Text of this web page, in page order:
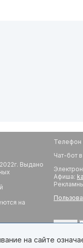
Выдано
на
Телефон
Чат-бот
Афиша:
на сайте